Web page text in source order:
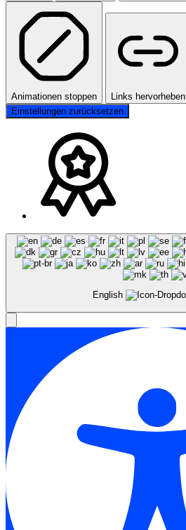
Animationen stoppen
Links hervorheben
Einstellungen zurücksetzen
English